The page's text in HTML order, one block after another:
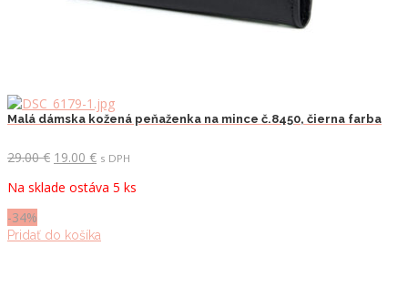
Malá dámska kožená peňaženka na mince č.8450, čierna farba
29.00€ Pôvodná
bola:
19.00 €Aktuálna
je:
s DPH
Na sklade ostáva 5 ks
-34%
Pridať do košíka